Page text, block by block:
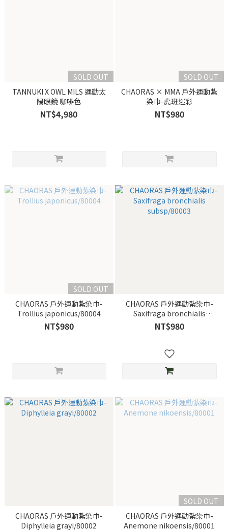
SOLD OUT
TANNUKI X OWL MILS 運動太
陽眼鏡 咖啡色
NT$4,980
SOLD OUT
CHAORAS × MMA 戶外運動紮
染巾-虎斑迷彩
NT$980
SOLD OUT
CHAORAS 戶外運動紮染巾-
Trollius japonicus/80004
NT$980
CHAORAS 戶外運動紮染巾-
Saxifraga bronchialis
subsp/80003
NT$980
CHAORAS 戶外運動紮染巾-
Diphylleia grayi/80002
SOLD OUT
CHAORAS 戶外運動紮染巾-
Anemone nikoensis/80001